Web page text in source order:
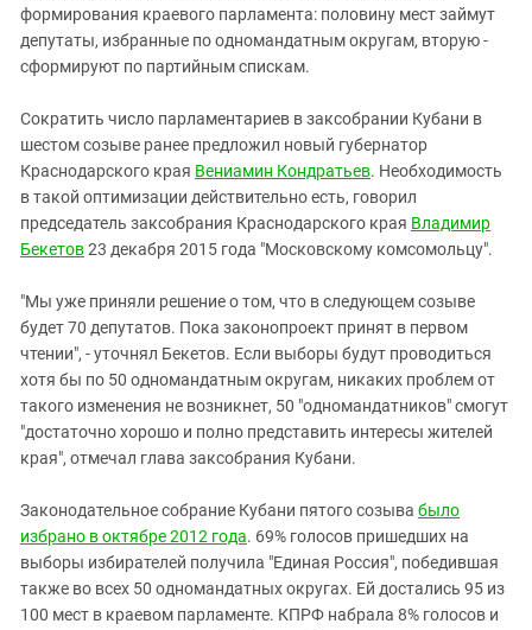
формирования краевого парламента: половину мест займут
депутаты, избранные по одномандатным округам, вторую -
сформируют по партийным спискам.
Сократить число парламентариев в заксобрании Кубани в
шестом созыве ранее предложил новый губернатор
Краснодарского края Вениамин Кондратьев. Необходимость
в такой оптимизации действительно есть, говорил
председатель заксобрания Краснодарского края Владимир
Бекетов23 декабря 2015 года "Московскому комсомольцу".
"Мы уже приняли решение о том, что в следующем созыве
будет 70 депутатов. Пока законопроект принят в первом
чтении", - уточнял Бекетов. Если выборы будут проводиться
хотя бы по 50 одномандатным округам, никаких проблем от
такого изменения не возникнет, 50 "одномандатников" смогут
"достаточно хорошо и полно представить интересы жителей
края", отмечал глава заксобрания Кубани.
Законодательное собрание Кубани пятого созыва было
избрано в октябре 2012 года. 69% голосов пришедших на
выборы избирателей получила "Единая Россия", победившая
также во всех 50 одномандатных округах. Ей достались 95 из
100 мест в краевом парламенте. КПРФ набрала 8% голосов и